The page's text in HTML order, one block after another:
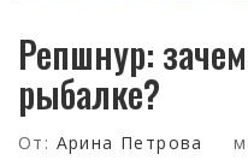
Репшнур:
рыбалке?
От: Арина Петрова